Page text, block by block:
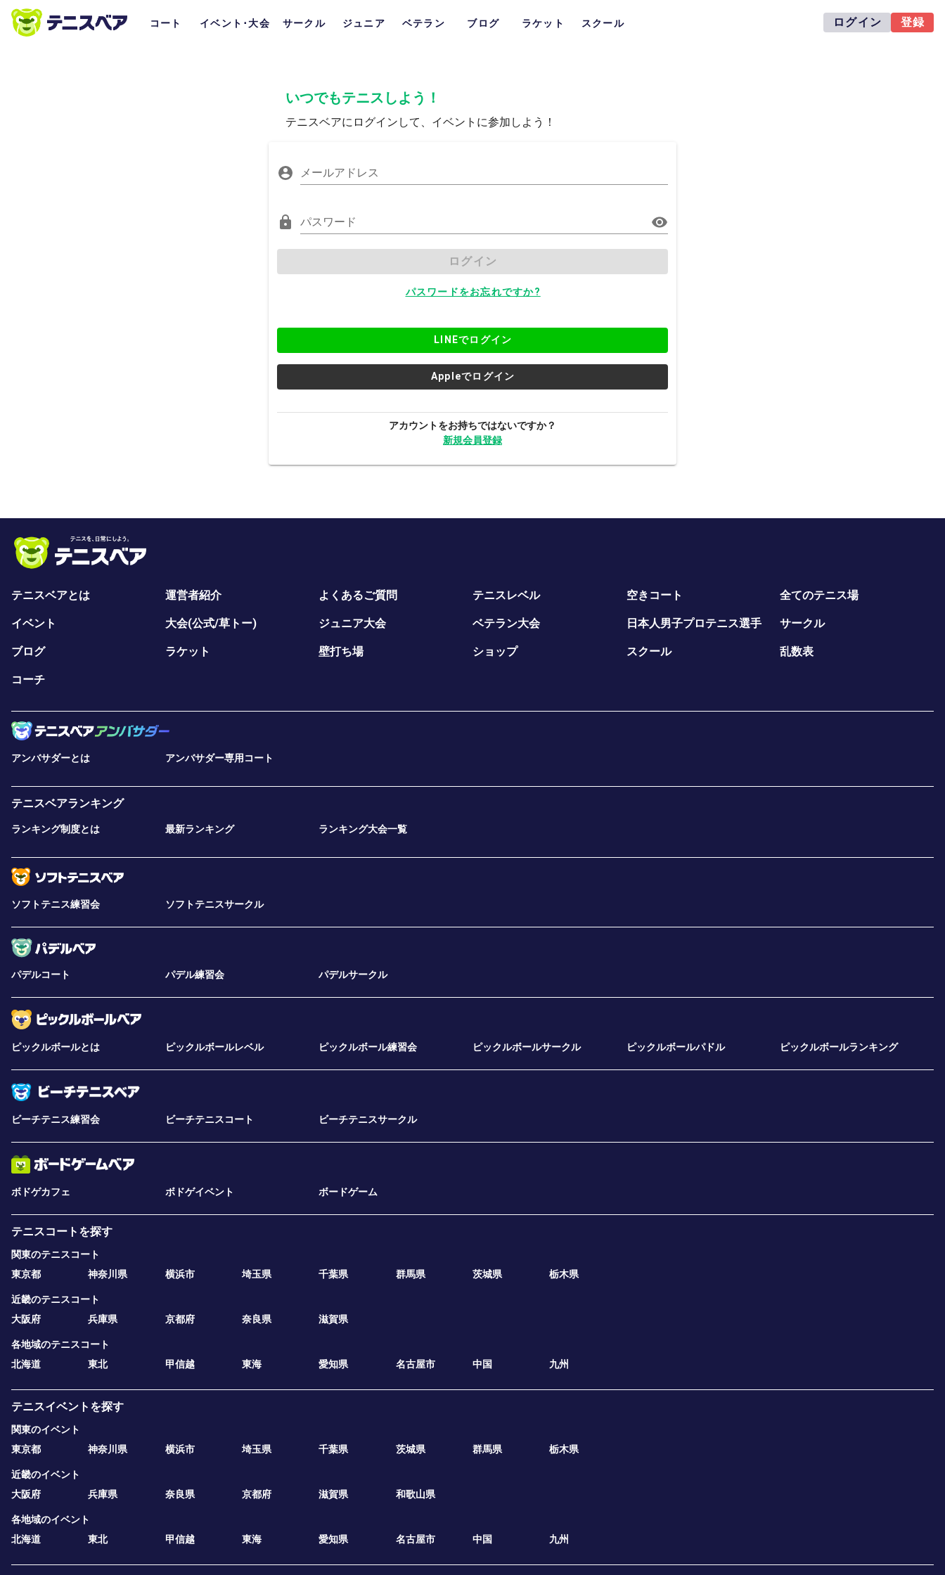
コート イベント･大会 サークル ジュニア ベテラン ブログ ラケット スクール ログイン 登録
いつでもテニスしよう！
テニスベアにログインして、イベントに参加しよう！
メールアドレス
パスワード
ログイン
パスワードをお忘れですか?
LINEでログイン
Appleでログイン
アカウントをお持ちではないですか？
新規会員登録
テニスベアとは 運営者紹介 よくあるご質問 テニスレベル 空きコート 全てのテニス場
イベント 大会(公式/草トー) ジュニア大会 ベテラン大会 日本人男子プロテニス選手 サークル
ブログ ラケット 壁打ち場 ショップ スクール 乱数表
コーチ
アンバサダーとは アンバサダー専用コート
テニスベアランキング
ランキング制度とは 最新ランキング ランキング大会一覧
ソフトテニス練習会 ソフトテニスサークル
パデルコート パデル練習会 パデルサークル
ピックルボールとは ピックルボールレベル ピックルボール練習会 ピックルボールサークル ピックルボールパドル ピックルボールランキング
ビーチテニス練習会 ビーチテニスコート ビーチテニスサークル
ボドゲカフェ ボドゲイベント ボードゲーム
テニスコートを探す
関東のテニスコート
東京都
神奈川県 横浜市 埼玉県 千葉県 群馬県 茨城県 栃木県
近畿のテニスコート
大阪府
兵庫県 京都府 奈良県 滋賀県
各地域のテニスコート
北海道
東北 甲信越 東海 愛知県 名古屋市 中国 九州
テニスイベントを探す
関東のイベント
東京都
神奈川県 横浜市 埼玉県 千葉県 茨城県 群馬県 栃木県
近畿のイベント
大阪府
兵庫県 奈良県 京都府 滋賀県 和歌山県
各地域のイベント
北海道
東北 甲信越 東海 愛知県 名古屋市 中国 九州